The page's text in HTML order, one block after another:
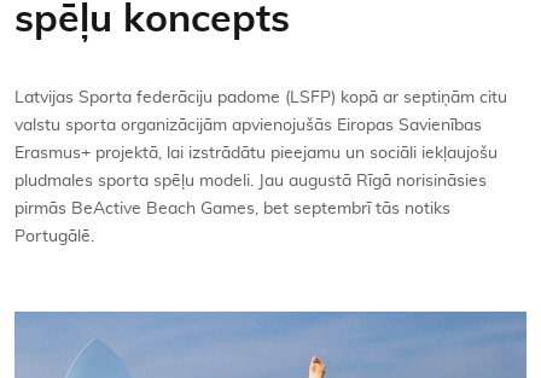
spēļu koncepts
Latvijas Sporta federāciju padome (LSFP) kopā ar septiņām citu
valstu sporta organizācijām apvienojušās Eiropas Savienības
Erasmus+ projektā, lai izstrādātu pieejamu un sociāli iekļaujošu
pludmales sporta spēļu modeli. Jau augustā Rīgā norisināsies
pirmās BeActive Beach Games, bet septembrī tās notiks
Portugālē.